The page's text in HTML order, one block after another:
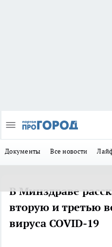
Документы Все новости
В Минздраве
вторую и третью
вируса COVID-19